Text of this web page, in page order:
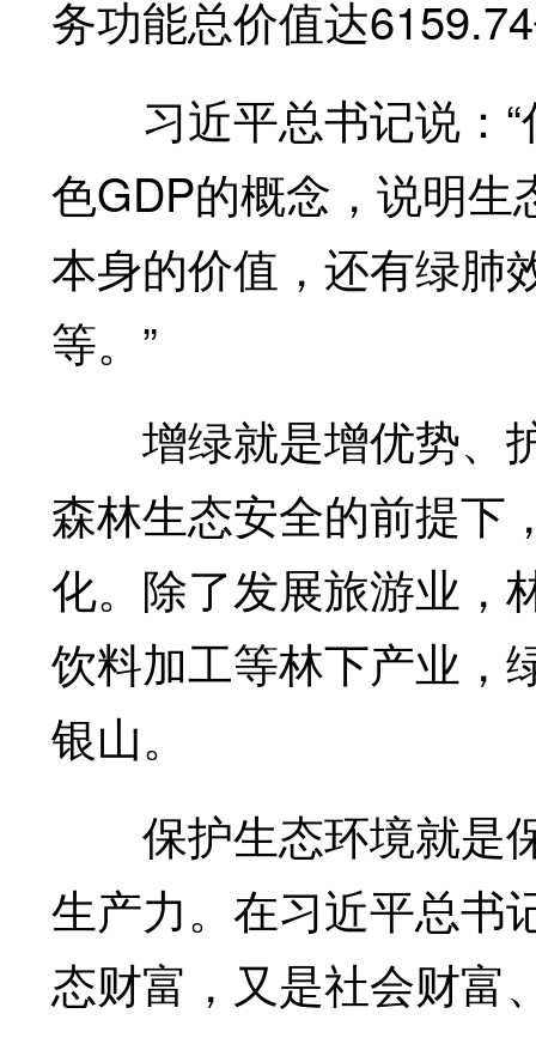
务功能总价值达
习近平总书记说：“
色GDP的概念，说明
本身的价值，还有绿肺
等。”
增绿就是增优势、
森林生态安全的前提下
化。除了发展旅游业，
饮料加工等林下产业，
银山。
保护生态环境就是
生产力。在习近平总书
态财富，又是社会财富